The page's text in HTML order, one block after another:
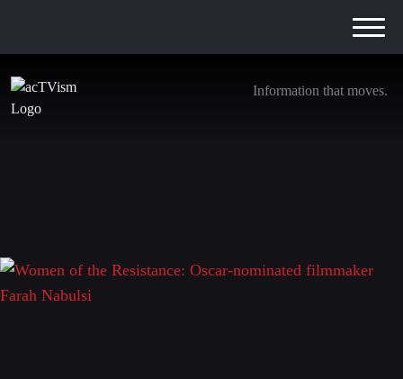
Information that moves.
Women of the Resistance: Oscar-nominated